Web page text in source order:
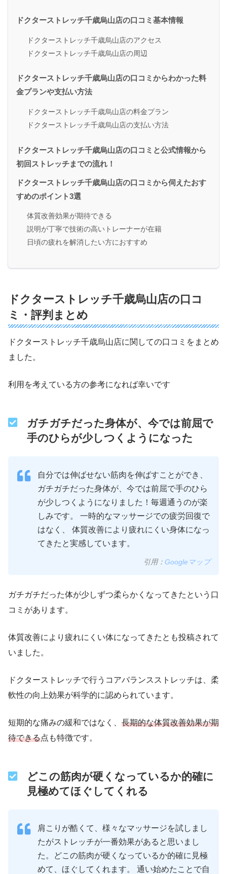
ドクターストレッチ千歳烏山店の口コミ基本情報
ドクターストレッチ千歳烏山店のアクセス
ドクターストレッチ千歳烏山店の周辺
ドクターストレッチ千歳烏山店の口コミからわかった料
金プランや支払い方法
ドクターストレッチ千歳烏山店の料金プラン
ドクターストレッチ千歳烏山店の支払い方法
ドクターストレッチ千歳烏山店の口コミと公式情報から
初回ストレッチまでの流れ！
ドクターストレッチ千歳烏山店の口コミから伺えたおす
すめのポイント3選
体質改善効果が期待できる
説明が丁寧で技術の高いトレーナーが在籍
日頃の疲れを解消したい方におすすめ
ドクターストレッチ千歳烏山店の口コ
ミ・評判まとめ
ドクターストレッチ千歳烏山店に関しての口コミをまとめ
ました。
利用を考えている方の参考になれば幸いです
ガチガチだった身体が、今では前屈で
手のひらが少しつくようになった
自分では伸ばせない筋肉を伸ばすことができ、
ガチガチだった身体が、今では前屈で手のひら
が少しつくようになりました！毎週通うのが楽
しみです。 一時的なマッサージでの疲労回復で
はなく、 体質改善により疲れにくい身体になっ
てきたと実感しています。
引用： Googleマップ
ガチガチだった体が少しずつ柔らかくなってきたという口
コミがあります。
体質改善により疲れにくい体になってきたとも投稿されて
いました。
ドクターストレッチで行うコアバランスストレッチは、柔
軟性の向上効果が科学的に認められています。
短期的な痛みの緩和ではなく、 長期的な体質改善効果が期
待できる点も特徴です。
どこの筋肉が硬くなっているか的確に
見極めてほぐしてくれる
肩こりが酷くて、様々なマッサージを試しまし
たがストレッチが一番効果があると思いまし
た。どこの筋肉が硬くなっているか的確に見極
めて、ほぐしてくれます。 通い始めたことで自